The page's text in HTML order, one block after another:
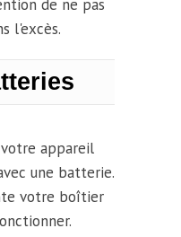
de ne pas
l'excès.
appareil
une batterie.
votre boîtier